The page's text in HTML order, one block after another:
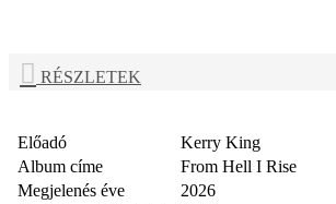
RÉSZLETEK
Előadó
Kerry King
Album címe
From Hell I Rise
Megjelenés éve
2026